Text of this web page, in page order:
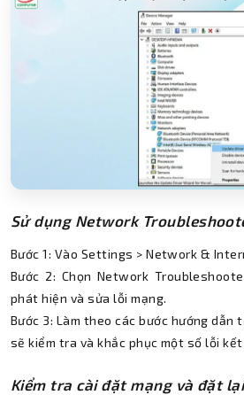
Sử dụng Network
Bước 1: Vào Settings > Network &
Bước 2: Chọn Network
phát hiện và sửa lỗi mạng.
Bước 3: Làm theo các bước hướng dẫn
sẽ kiểm tra và khắc phục một số lỗi
Kiểm tra cài đặt mạng và đặt